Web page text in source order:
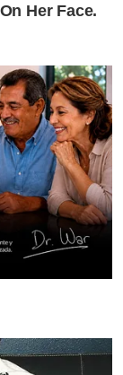
Her Face.